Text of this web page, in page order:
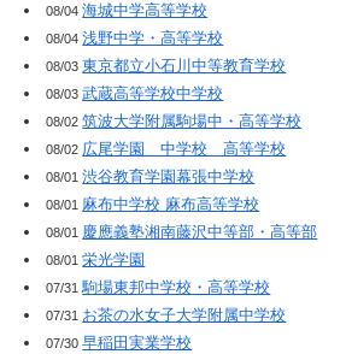
08/04海城中学高等学校
08/04浅野中学・高等学校
08/03 東京都立小石川中等教育学校
08/03武蔵高等学校中学校
08/02筑波大学附属駒場中・高等学校
08/02 広尾学園 中学校 高等学校
08/01渋谷教育学園幕張中学校
08/01 麻布中学校 麻布高等学校
08/01 慶應義塾湘南藤沢中等部・高等部
08/01栄光学園
07/31駒場東邦中学校・高等学校
07/31 お茶の水女子大学附属中学校
07/30早稲田実業学校